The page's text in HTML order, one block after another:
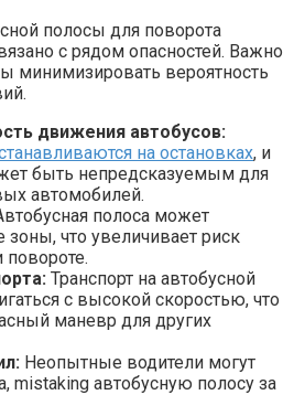
полосы для поворота
с рядом опасностей. Важно
минимизировать вероятность
движения автобусов:
на остановках, и
быть непредсказуемым для
автомобилей.
полоса может
зоны, что увеличивает риск
повороте.
Транспорт на автобусной
с высокой скоростью, что
маневр для других
Неопытные водители могут
mistaking автобусную полосу за